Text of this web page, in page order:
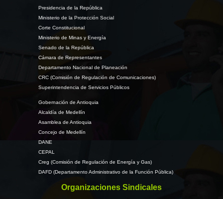
Presidencia de la República
Ministerio de la Protección Social
Corte Constitucional
Ministerio de Minas y Energía
Senado de la República
Cámara de Representantes
Departamento Nacional de Planeación
CRC (Comisión de Regulación de Comunicaciones)
Superintendencia de Servicios Públicos
Gobernación de Antioquia
Alcaldía de Medellín
Asamblea de Antioquia
Concejo de Medellín
DANE
CEPAL
Creg (Comisión de Regulación de Energía y Gas)
DAFD (Departamento Administrativo de la Función Pública)
Organizaciones Sindicales